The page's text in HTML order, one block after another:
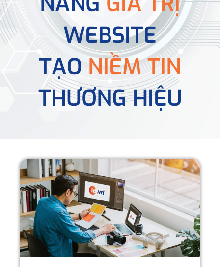
WEBSITE
TẠONIỀM TIN
THƯƠNG HIỆU